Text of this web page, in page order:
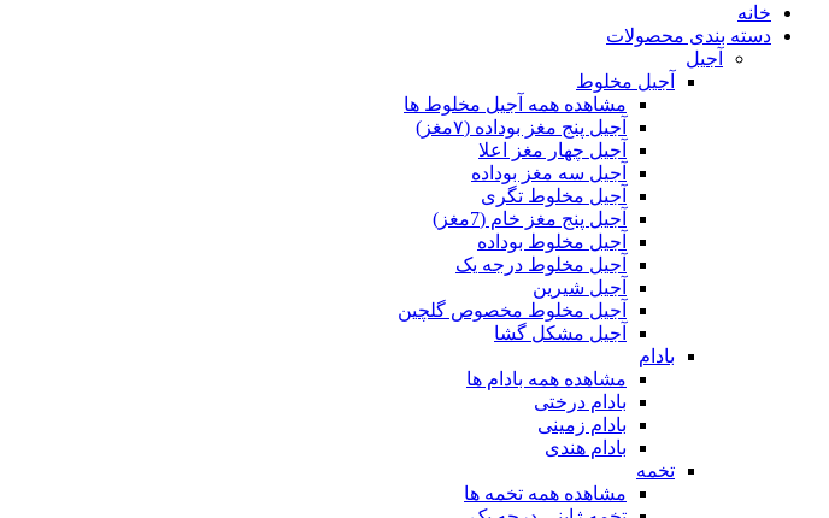
خانه
دسته بندی محصولات
آجیل
آجیل مخلوط
مشاهده همه آجیل مخلوط ها
آجیل پنج مغز بوداده (۷مغز)
آجیل چهار مغز اعلا
آجیل سه مغز بوداده
آجیل مخلوط تگری
آجیل پنج مغز خام (7مغز)
آجیل مخلوط بوداده
آجیل مخلوط درجه یک
آجیل شیرین
آجیل مخلوط مخصوص گلچین
آجیل مشکل گشا
بادام
مشاهده همه بادام ها
بادام درختی
بادام زمینی
بادام هندی
تخمه
مشاهده همه تخمه ها